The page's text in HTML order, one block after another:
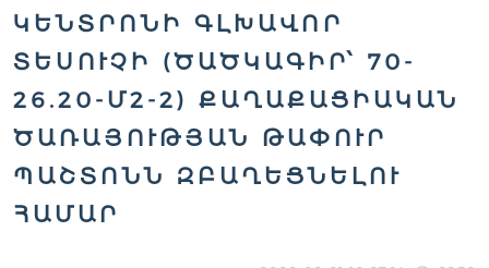
ԿԵՆՏՐՈՆԻ ԳԼԽԱՎՈՐ
ՏԵՍՈՒՉԻ (ԾԱԾԿԱԳԻՐ՝ 70-
26.20-Մ2-2) ՔԱՂԱՔԱՑԻԱԿԱՆ
ԾԱՌԱՅՈՒԹՅԱՆ ԹԱՓՈՒՐ
ՊԱՇՏՈՆՆ ԶԲԱՂԵՑՆԵԼՈՒ
ՀԱՄԱՐ